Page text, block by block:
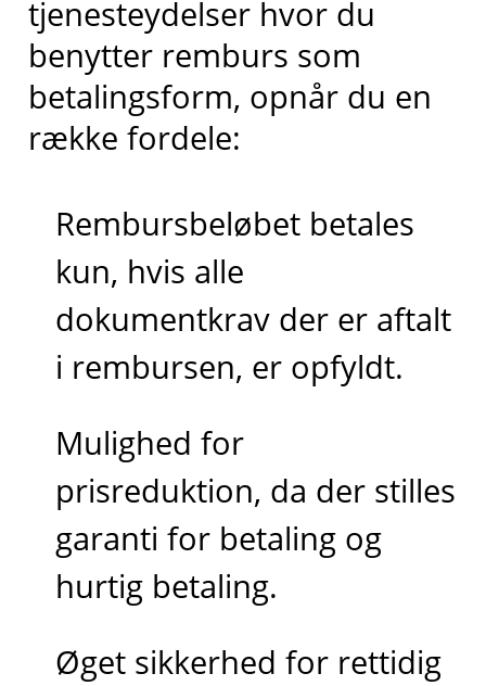
tjenesteydelser hvor du
benytter remburs som
betalingsform, opnår du en
række fordele:
Rembursbeløbet betales
kun, hvis alle
dokumentkrav der er aftalt
i rembursen, er opfyldt.
Mulighed for
prisreduktion, da der stilles
garanti for betaling og
hurtig betaling.
Øget sikkerhed for rettidig